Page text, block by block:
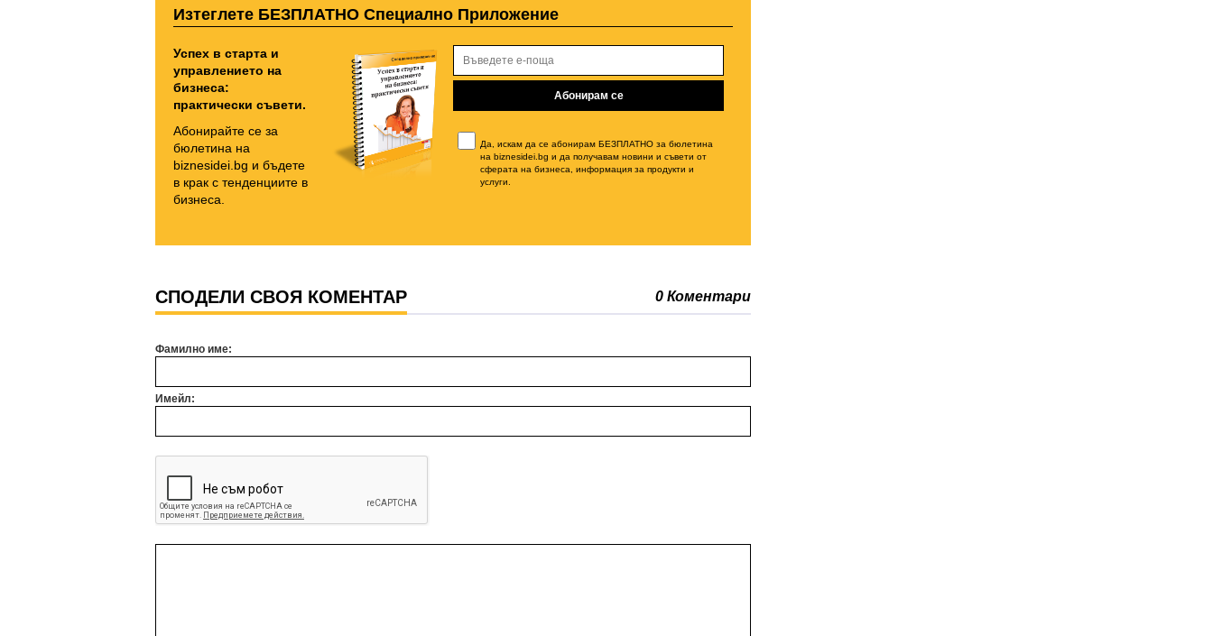
Изтеглете БЕЗПЛАТНО Специално Приложение
Успех в старта и
управлението на
бизнеса:
практически съвети.
Абонирайте се за
бюлетина на
biznesidei.bg и бъдете
в крак с тенденциите в
бизнеса.
Да, искам да се абонирам БЕЗПЛАТНО за бюлетина
на biznesidei.bg и да получавам новини и съвети от
сферата на бизнеса, информация за продукти и
услуги.
СПОДЕЛИ СВОЯ КОМЕНТАР 0 Коментари
Фамилно име:
Имейл: